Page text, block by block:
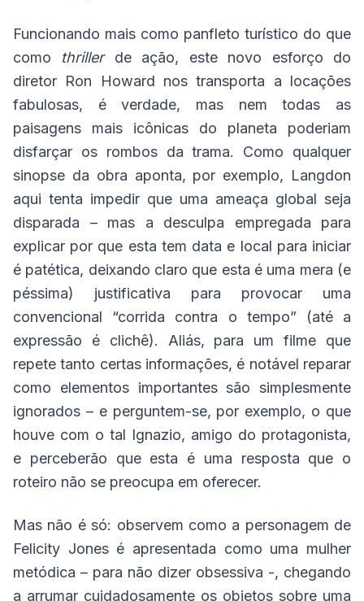
Funcionando mais como panfleto turístico do que
como thriller de ação, este novo esforço do
diretor Ron Howard nos transporta a locações
fabulosas, é verdade, mas nem todas as
paisagens mais icônicas do planeta poderiam
disfarçar os rombos da trama. Como qualquer
sinopse da obra aponta, por exemplo, Langdon
aqui tenta impedir que uma ameaça global seja
disparada – mas a desculpa empregada para
explicar por que esta tem data e local para iniciar
é patética, deixando claro que esta é uma mera (e
péssima) justificativa para provocar uma
convencional “corrida contra o tempo” (até a
expressão é clichê). Aliás, para um filme que
repete tanto certas informações, é notável reparar
como elementos importantes são simplesmente
ignorados – e perguntem-se, por exemplo, o que
houve com o tal Ignazio, amigo do protagonista,
e perceberão que esta é uma resposta que o
roteiro não se preocupa em oferecer.
Mas não é só: observem como a personagem de
Felicity Jones é apresentada como uma mulher
metódica – para não dizer obsessiva -, chegando
a arrumar cuidadosamente os objetos sobre uma